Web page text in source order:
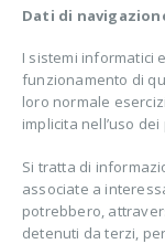
Dati di
I sistemi informatici
funzionamento di
loro normale
implicita nell’uso
Si tratta di
associate a
potrebbero,
detenuti da terzi,